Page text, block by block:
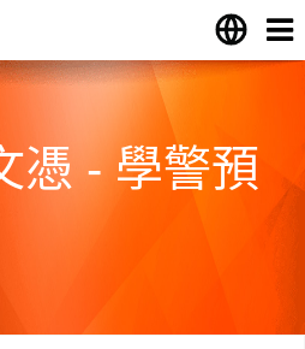
憑 - 學警預